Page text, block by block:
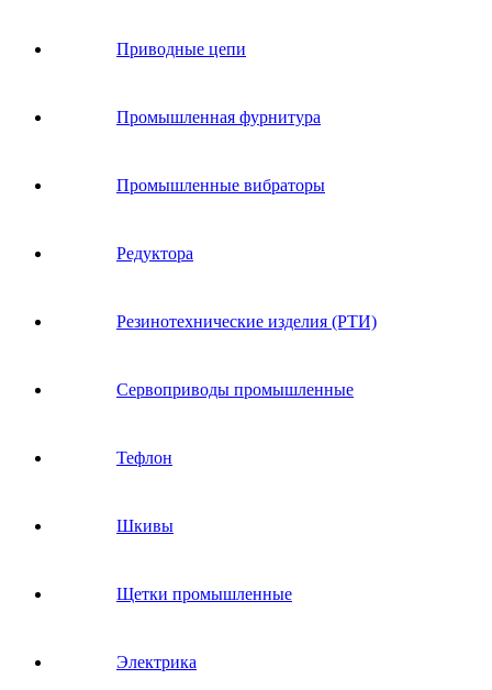
Приводные цепи
Промышленная фурнитура
Промышленные вибраторы
Редуктора
Резинотехнические изделия (РТИ)
Сервоприводы промышленные
Тефлон
Шкивы
Щетки промышленные
Электрика